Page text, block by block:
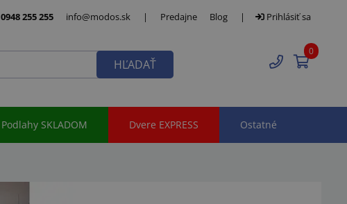
0948 255 255 info@modos.sk | Predajne Blog | Prihlásiť sa
HĽADAŤ
0
Podlahy SKLADOM Dvere EXPRESS Ostatné